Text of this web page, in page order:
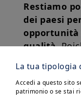
La tua tipologia
Accedi a questo sito
patrimonio o se stai
Restiamo
dei paesi
qualità.
preferiamo
imprese: